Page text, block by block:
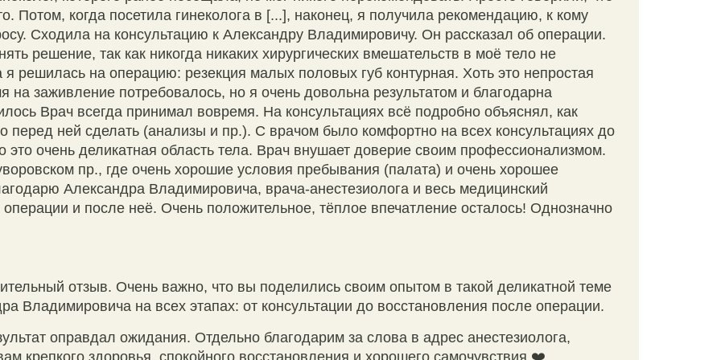
Потом, когда посетила гинеколога в [...], наконец, я получила рекомендацию, к кому
Сходила на консультацию к Александру Владимировичу. Он рассказал об операции.
решение, так как никогда никаких хирургических вмешательств в моё тело не
решилась на операцию: резекция малых половых губ контурная. Хоть это непростая
заживление потребовалось, но я очень довольна результатом и благодарна
Врач всегда принимал вовремя. На консультациях всё подробно объяснял, как
перед ней сделать (анализы и пр.). С врачом было комфортно на всех консультациях до
это очень деликатная область тела. Врач внушает доверие своим профессионализмом.
пр., где очень хорошие условия пребывания (палата) и очень хорошее
Александра Владимировича, врача-анестезиолога и весь медицинский
и после неё. Очень положительное, тёплое впечатление осталось! Однозначно
отзыв. Очень важно, что вы поделились своим опытом в такой деликатной теме
Владимировича на всех этапах: от консультации до восстановления после операции.
оправдал ожидания. Отдельно благодарим за слова в адрес анестезиолога,
крепкого здоровья, спокойного восстановления и хорошего самочувствия ❤️